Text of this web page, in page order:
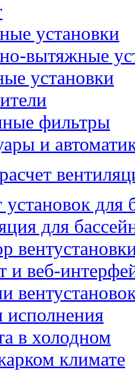
установки
вытяжные
установки
фильтры
и
установок для
для
и веб-
в холодном
климате